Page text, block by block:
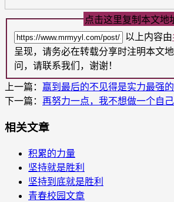
点击这里复制本文地
以上内容由
呈现，请务必在转载分享时注明本文
问，请联系我们，谢谢！
上一篇： 赢到最后的不见得是实力最强的
下一篇： 再努力一点，我不想做一个自
相关文章
积累的力量
坚持就是胜利
坚持到底就是胜利
青春校园文章